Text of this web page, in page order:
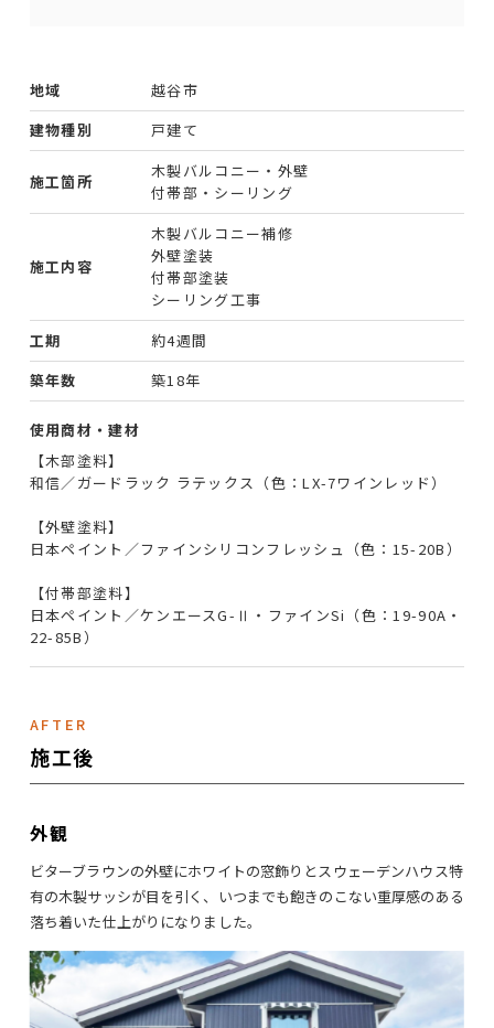
地域
越谷市
建物種別
戸建て
施工箇所
木製バルコニー・外壁
付帯部・シーリング
施工内容
木製バルコニー補修
外壁塗装
付帯部塗装
シーリング工事
工期
約4週間
築年数
築18年
使用商材・建材
【木部塗料】
和信／ガードラック ラテックス（色：LX-7ワインレッド）
【外壁塗料】
日本ペイント／ファインシリコンフレッシュ（色：15-20B）
【付帯部塗料】
日本ペイント／ケンエースG-Ⅱ・ファインSi（色：19-90A・
22-85B）
AFTER
施工後
外観
ビターブラウンの外壁にホワイトの窓飾りとスウェーデンハウス特
有の木製サッシが目を引く、いつまでも飽きのこない重厚感のある
落ち着いた仕上がりになりました。